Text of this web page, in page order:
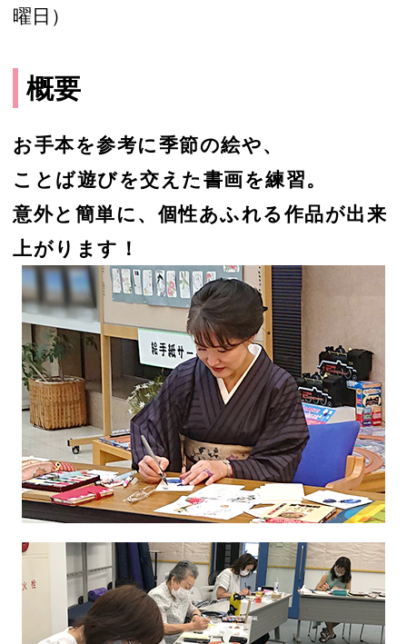
曜日）
概要
お手本を参考に季節の絵や、
ことば遊びを交えた書画を練習。
意外と簡単に、個性あふれる作品が出来
上がります！